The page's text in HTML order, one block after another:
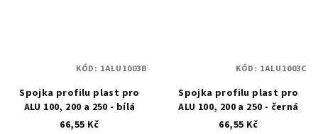
Spojka profilu plast pro
ALU 100, 200 a 250 - bílá
66,55 Kč
KÓD: 1ALU1003B
Spojka profilu plast pro
ALU 100, 200 a 250 - černá
66,55 Kč
KÓD: 1ALU1003C